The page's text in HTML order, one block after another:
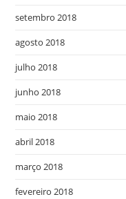
setembro 2018
agosto 2018
julho 2018
junho 2018
maio 2018
abril 2018
março 2018
fevereiro 2018